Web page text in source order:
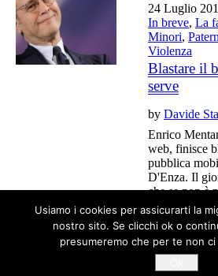
24 Luglio
In breve,La
Minori,
Violenza
Blastare il
serve
byDavide
Enrico
web, finisce
pubblica
D'Enza. Il
che se non è
sicuramente
Tutti gli articoli del blog sono
Usiamo i cookies per assicurarti la
nostro sito. Se clicchi ok o
presumeremo che per te non